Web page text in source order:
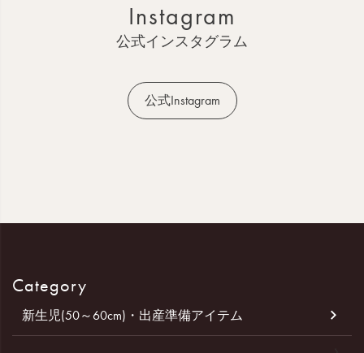
Instagram
公式インスタグラム
公式Instagram
Category
新生児(50～60cm)・出産準備アイテム